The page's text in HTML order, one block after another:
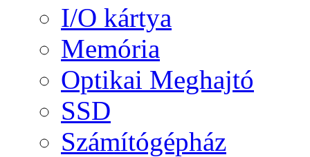
I/O kártya
Memória
Optikai Meghajtó
SSD
Számítógépház